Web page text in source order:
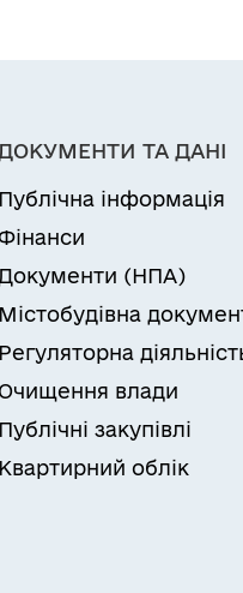
ТА ДАНІ
Публічна інформація
(НПА)
Містобудівна
Регуляторна
Очищення влади
Публічні закупівлі
Квартирний облік